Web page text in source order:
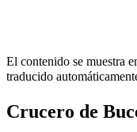
El contenido se muestra
traducido
Crucero de